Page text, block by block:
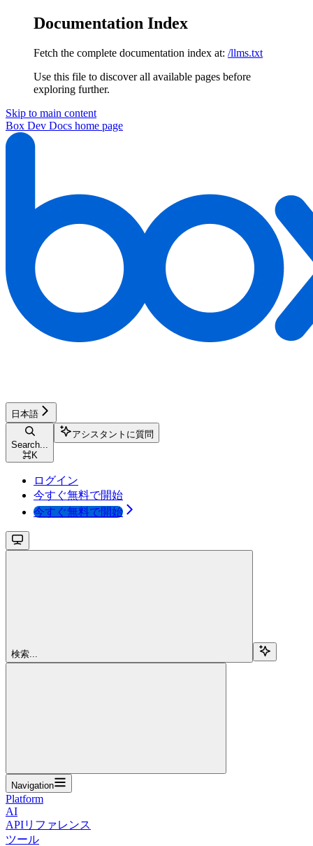
Documentation Index
Fetch the complete documentation index at: /llms.txt
Use this file to discover all available pages before
exploring further.
Skip to main content
Box Dev Docs home page
日本語
Search...
⌘K
アシスタントに質問
ログイン
今すぐ無料で開始
今すぐ無料で開始
検索...
Navigation
Platform
AI
APIリファレンス
ツール